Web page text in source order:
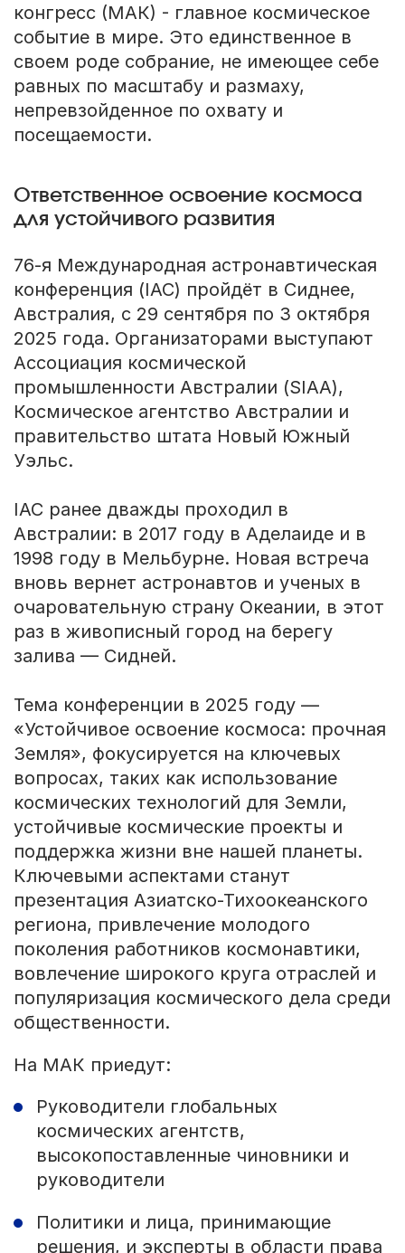
конгресс (МАК) - главное космическое
событие в мире. Это единственное в
своем роде собрание, не имеющее себе
равных по масштабу и размаху,
непревзойденное по охвату и
посещаемости.
Ответственное освоение космоса
для устойчивого развития
76-я Международная астронавтическая
конференция (IAC) пройдёт в Сиднее,
Австралия, с 29 сентября по 3 октября
2025 года. Организаторами выступают
Ассоциация космической
промышленности Австралии (SIAA),
Космическое агентство Австралии и
правительство штата Новый Южный
Уэльс.
IAC ранее дважды проходил в
Австралии: в 2017 году в Аделаиде и в
1998 году в Мельбурне. Новая встреча
вновь вернет астронавтов и ученых в
очаровательную страну Океании, в этот
раз в живописный город на берегу
залива — Сидней.
Тема конференции в 2025 году —
«Устойчивое освоение космоса: прочная
Земля», фокусируется на ключевых
вопросах, таких как использование
космических технологий для Земли,
устойчивые космические проекты и
поддержка жизни вне нашей планеты.
Ключевыми аспектами станут
презентация Азиатско-Тихоокеанского
региона, привлечение молодого
поколения работников космонавтики,
вовлечение широкого круга отраслей и
популяризация космического дела среди
общественности.
На МАК приедут:
Руководители глобальных
космических агентств,
высокопоставленные чиновники и
руководители
Политики и лица, принимающие
решения, и эксперты в области права